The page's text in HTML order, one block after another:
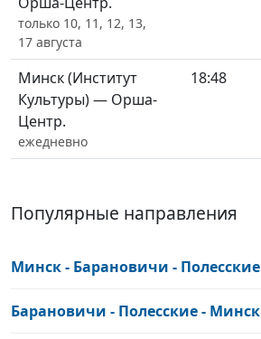
только 10, 11, 12, 13,
17 августа
Минск (Институт
Культуры) — Орша-
Центр.
ежедневно
18:48
Популярные направления
Минск - Барановичи - Полесские
Барановичи - Полесские - Минск